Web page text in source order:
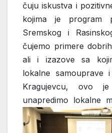
čuju iskustva i
kojima je program
Sremskog i
čujemo primere
ali i izazove sa
lokalne samouprave
Kragujevcu, ovo
unapredimo lokalne